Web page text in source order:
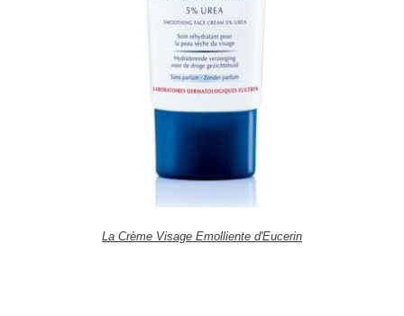
La Crème Visage Emolliente d'Eucerin